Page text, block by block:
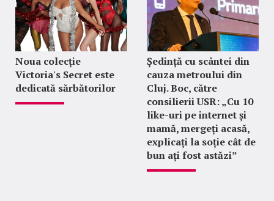
Noua colecție
Victoria's Secret este
dedicată sărbătorilor
Ședință cu scântei din
cauza metroului din
Cluj. Boc, către
consilierii USR: „Cu 10
like-uri pe internet și
mamă, mergeți acasă,
explicați la soție cât de
bun ați fost astăzi”